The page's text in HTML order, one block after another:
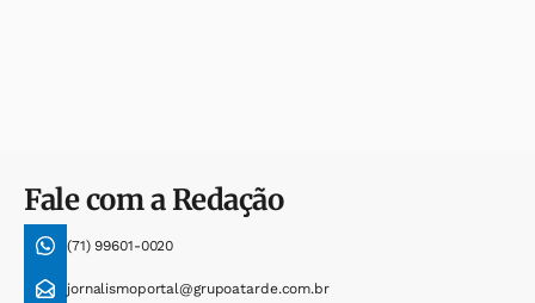
Fale com a Redação
(71) 99601-0020
jornalismoportal@grupoatarde.com.br